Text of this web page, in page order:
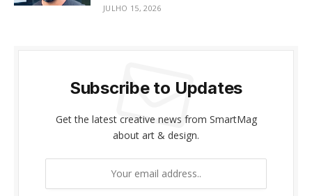
JULHO 15, 2026
Subscribe to Updates
Get the latest creative news from SmartMag
about art & design.